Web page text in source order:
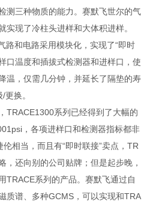
测三种物质的能力。赛默飞世尔的气
实现了冷柱头进样和大体积进样。
路和电路采用模块化，实现了“即时
口温度和插拔式检测器和进样口，使
温，仅需几分钟，并延长了隔垫的寿
换。
TRACE1300系列已经得到了大幅的
，各项进样口和检测器指标都非
相当，而且有“即时联接”卖点，TR
，还向别的公司贴牌；但是起步晚，
TRACE系列的产品。赛默飞通过自
质谱、多种GCMS，可以实现和TRA